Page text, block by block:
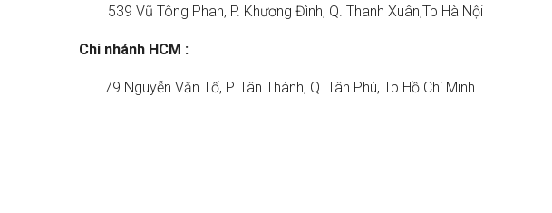
539 Vũ Tông Phan, P. Khương Đình, Q. Thanh Xuân,Tp Hà Nội
Chi nhánh HCM :
79 Nguyễn Văn Tố, P. Tân Thành, Q. Tân Phú, Tp Hồ Chí Minh